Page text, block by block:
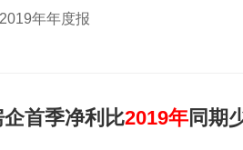
年年度报
首季净利比2019年同期